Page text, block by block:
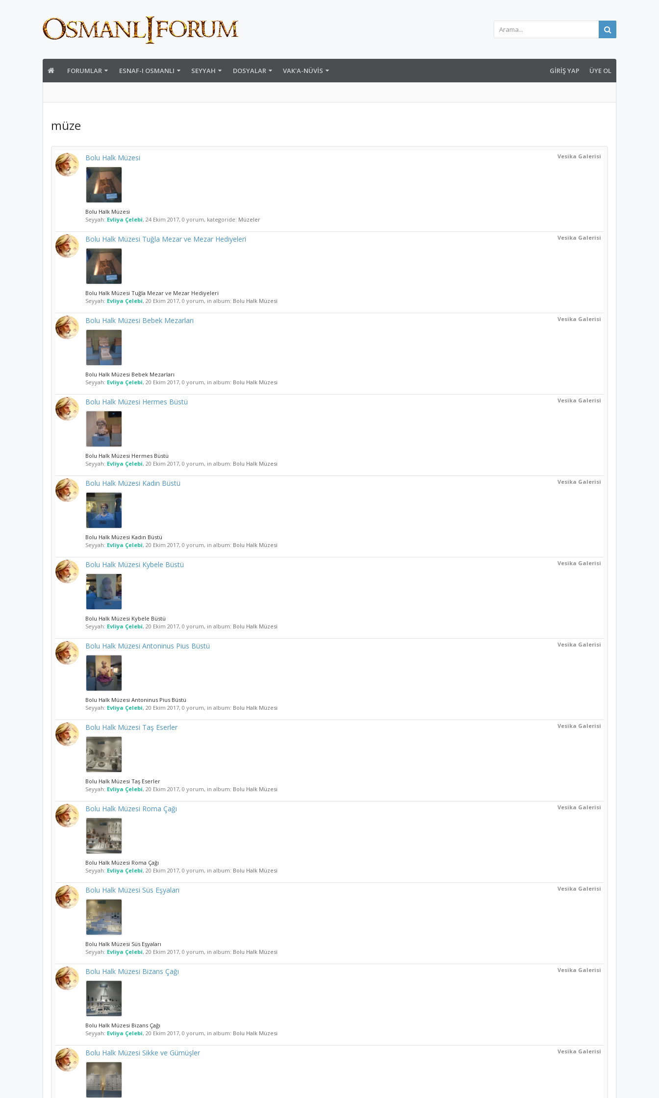
FORUMLAR ESNAF-I OSMANLI SEYYAH DOSYALAR VAK'A-NÜVIS GIRIŞ YAP ÜYE OL
müze
Vesika Galerisi
Bolu Halk Müzesi
Bolu Halk Müzesi
Seyyah: Evliya Çelebi, 24 Ekim 2017, 0 yorum, kategoride: Müzeler
Vesika Galerisi
Bolu Halk Müzesi Tuğla Mezar ve Mezar Hediyeleri
Bolu Halk Müzesi Tuğla Mezar ve Mezar Hediyeleri
Seyyah: Evliya Çelebi, 20 Ekim 2017, 0 yorum, in album: Bolu Halk Müzesi
Vesika Galerisi
Bolu Halk Müzesi Bebek Mezarları
Bolu Halk Müzesi Bebek Mezarları
Seyyah: Evliya Çelebi, 20 Ekim 2017, 0 yorum, in album: Bolu Halk Müzesi
Vesika Galerisi
Bolu Halk Müzesi Hermes Büstü
Bolu Halk Müzesi Hermes Büstü
Seyyah: Evliya Çelebi, 20 Ekim 2017, 0 yorum, in album: Bolu Halk Müzesi
Vesika Galerisi
Bolu Halk Müzesi Kadın Büstü
Bolu Halk Müzesi Kadın Büstü
Seyyah: Evliya Çelebi, 20 Ekim 2017, 0 yorum, in album: Bolu Halk Müzesi
Vesika Galerisi
Bolu Halk Müzesi Kybele Büstü
Bolu Halk Müzesi Kybele Büstü
Seyyah: Evliya Çelebi, 20 Ekim 2017, 0 yorum, in album: Bolu Halk Müzesi
Vesika Galerisi
Bolu Halk Müzesi Antoninus Pius Büstü
Bolu Halk Müzesi Antoninus Pius Büstü
Seyyah: Evliya Çelebi, 20 Ekim 2017, 0 yorum, in album: Bolu Halk Müzesi
Vesika Galerisi
Bolu Halk Müzesi Taş Eserler
Bolu Halk Müzesi Taş Eserler
Seyyah: Evliya Çelebi, 20 Ekim 2017, 0 yorum, in album: Bolu Halk Müzesi
Vesika Galerisi
Bolu Halk Müzesi Roma Çağı
Bolu Halk Müzesi Roma Çağı
Seyyah: Evliya Çelebi, 20 Ekim 2017, 0 yorum, in album: Bolu Halk Müzesi
Vesika Galerisi
Bolu Halk Müzesi Süs Eşyaları
Bolu Halk Müzesi Süs Eşyaları
Seyyah: Evliya Çelebi, 20 Ekim 2017, 0 yorum, in album: Bolu Halk Müzesi
Vesika Galerisi
Bolu Halk Müzesi Bizans Çağı
Bolu Halk Müzesi Bizans Çağı
Seyyah: Evliya Çelebi, 20 Ekim 2017, 0 yorum, in album: Bolu Halk Müzesi
Vesika Galerisi
Bolu Halk Müzesi Sikke ve Gümüşler